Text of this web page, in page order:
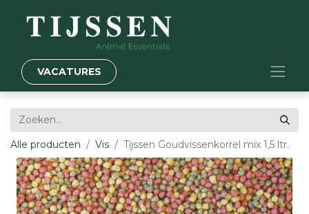
VACATURES
Alle producten Vis Tijssen Goudvissenkorrel mix 1,5 ltr.